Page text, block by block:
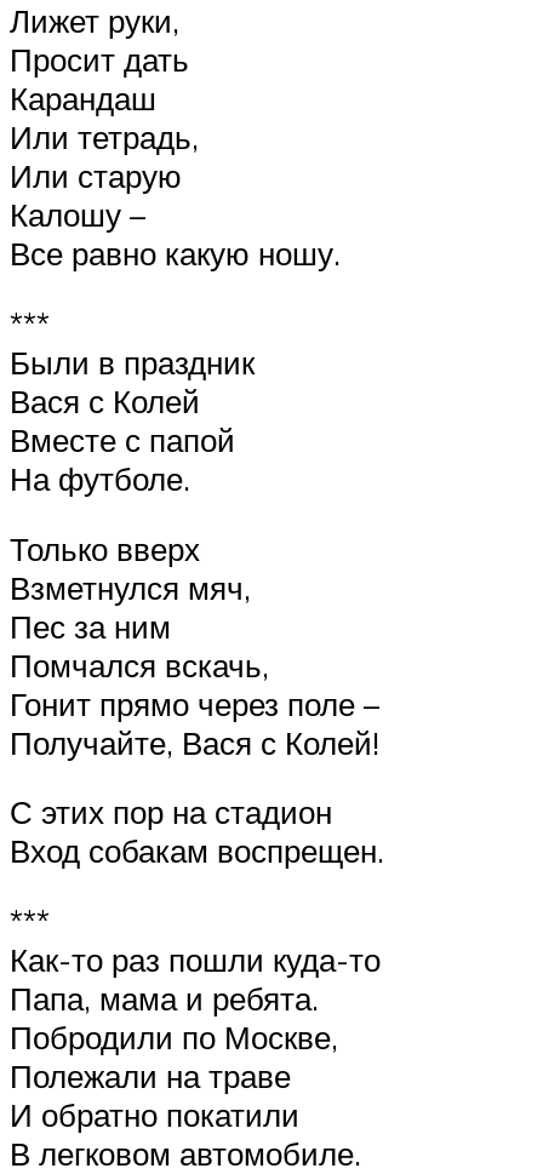
Лижет руки,
Просит дать
Карандаш
Или тетрадь,
Или старую
Калошу –
Все равно какую ношу.
***
Были в праздник
Вася с Колей
Вместе с папой
На футболе.
Только вверх
Взметнулся мяч,
Пес за ним
Помчался вскачь,
Гонит прямо через поле –
Получайте, Вася с Колей!
С этих пор на стадион
Вход собакам воспрещен.
***
Как-то раз пошли куда-то
Папа, мама и ребята.
Побродили по Москве,
Полежали на траве
И обратно покатили
В легковом автомобиле.